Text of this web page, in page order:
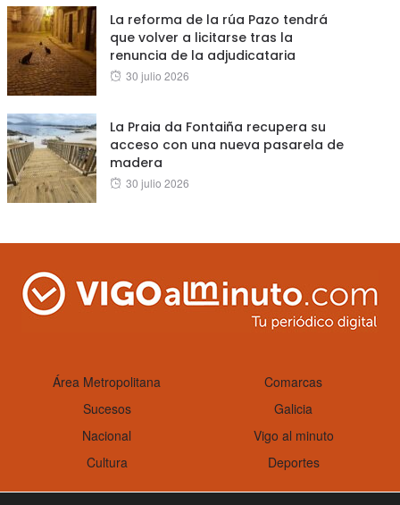
La reforma de la rúa Pazo tendrá
que volver a licitarse tras la
renuncia de la adjudicataria
Posted
30 julio 2026
La Praia da Fontaiña recupera su
acceso con una nueva pasarela de
madera
Posted
30 julio 2026
Área Metropolitana
Comarcas
Sucesos
Galicia
Nacional
Vigo al minuto
Cultura
Deportes